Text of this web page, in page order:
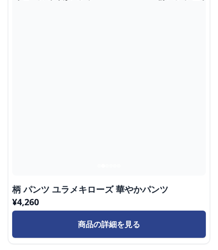
柄 パンツ ユラメキローズ 華やかパンツ
¥4,260
商品の詳細を見る